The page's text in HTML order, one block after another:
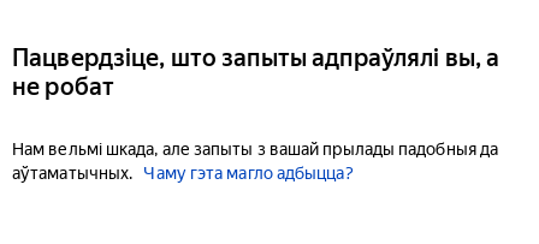
Пацвердзіце, што запыты адпраўлялі вы, а
не робат
Нам вельмі шкада, але запыты з вашай прылады падобныя да
аўтаматычных.
Чаму гэта магло адбыцца?